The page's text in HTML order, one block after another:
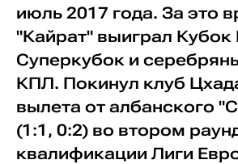
июль 2017 года. За это
"Кайрат" выиграл Кубок
Суперкубок и
КПЛ. Покинул клуб
вылета от албанского
(1:1, 0:2) во втором
квалификации Лиги